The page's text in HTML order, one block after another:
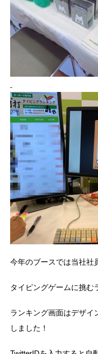
今年のブースでは当社社
タイピングゲームに挑む
ランキング画面はデザイ
しました！